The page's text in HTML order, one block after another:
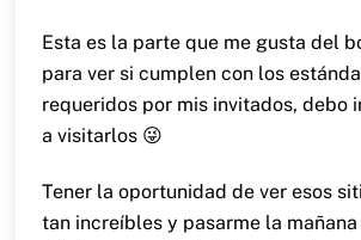
Esta es la parte que me gusta del
para ver si cumplen con los
requeridos por mis invitados, debo
a visitarlos 😜
Tener la oportunidad de ver esos
tan increíbles y pasarme la